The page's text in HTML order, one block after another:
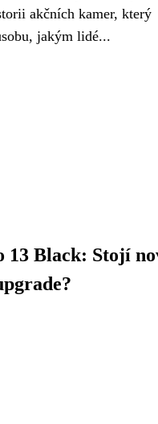
akčních kamer, který
jakým lidé...
13 Black: Stojí